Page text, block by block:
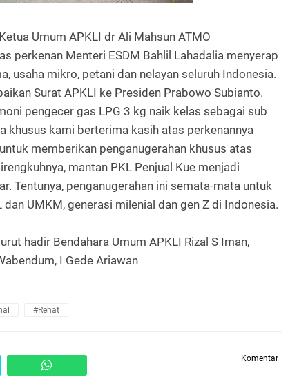
Umum APKLI dr Ali Mahsun ATMO
perkenan Menteri ESDM Bahlil Lahadalia menyerap
usaha mikro, petani dan nelayan seluruh Indonesia.
Surat APKLI ke Presiden Prabowo Subianto.
pengecer gas LPG 3 kg naik kelas sebagai sub
khusus kami berterima kasih atas perkenannya
memberikan penganugerahan khusus atas
mantan PKL Penjual Kue menjadi
Tentunya, penganugerahan ini semata-mata untuk
UMKM, generasi milenial dan gen Z di Indonesia.
hadir Bendahara Umum APKLI Rizal S Iman,
I Gede Ariawan
#Rehat
Komentar